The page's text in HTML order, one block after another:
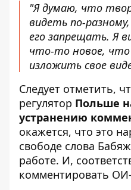
"Я думаю, что
видеть по-
его запрещать. Я
что-то новое, что
изложить свое
Следует отметить,
регулятор Польше
устранению
окажется, что это
свободе слова
работе. И,
комментировать